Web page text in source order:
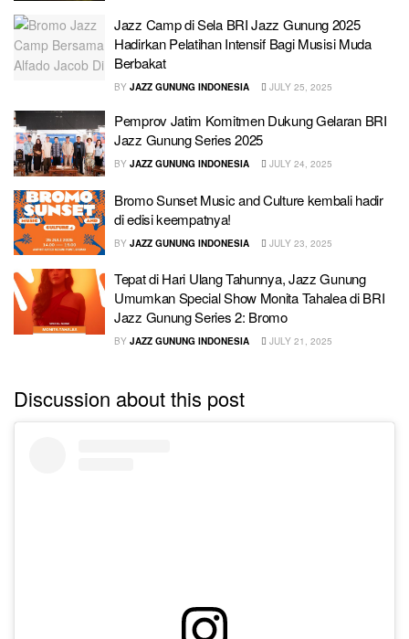
Jazz Camp di Sela BRI Jazz Gunung 2025
Hadirkan Pelatihan Intensif Bagi Musisi Muda
Berbakat
BY JAZZ GUNUNG INDONESIA JULY 25, 2025
Pemprov Jatim Komitmen Dukung Gelaran BRI
Jazz Gunung Series 2025
BY JAZZ GUNUNG INDONESIA JULY 24, 2025
Bromo Sunset Music and Culture kembali hadir
di edisi keempatnya!
BY JAZZ GUNUNG INDONESIA JULY 23, 2025
Tepat di Hari Ulang Tahunnya, Jazz Gunung
Umumkan Special Show Monita Tahalea di BRI
Jazz Gunung Series 2: Bromo
BY JAZZ GUNUNG INDONESIA JULY 21, 2025
Discussion about this post